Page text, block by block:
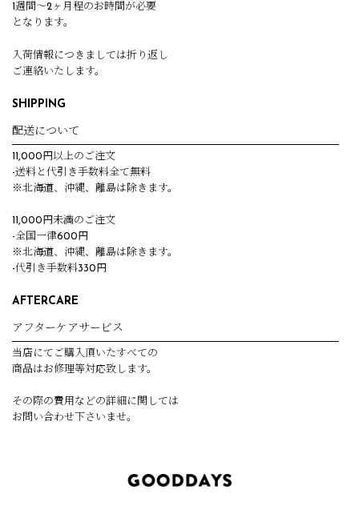
1週間～2ヶ月程のお時間が必要
となります。
入荷情報につきましては折り返し
ご連絡いたします。
SHIPPING
配送について
11,000円以上のご注文
-送料と代引き手数料全て無料
※北海道、沖縄、離島は除きます。
11,000円未満のご注文
-全国一律600円
※北海道、沖縄、離島は除きます。
-代引き手数料330円
AFTERCARE
アフターケアサービス
当店にてご購入頂いたすべての
商品はお修理等対応致します。
その際の費用などの詳細に関しては
お問い合わせ下さいませ。